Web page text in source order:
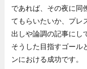
であれば、その夜に同
てもらいたいか、プレ
出しや論調の記事にし
そうした目指すゴール
ンにおける成功です。